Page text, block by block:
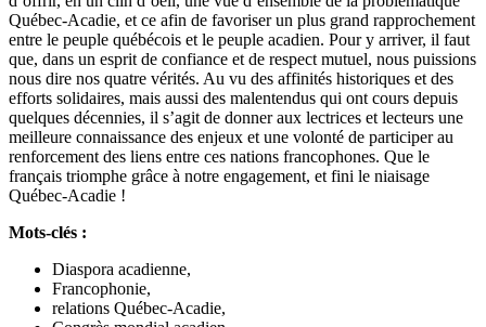
Québec-Acadie, et ce afin de favoriser un plus grand rapprochement
entre le peuple québécois et le peuple acadien. Pour y arriver, il faut
que, dans un esprit de confiance et de respect mutuel, nous puissions
nous dire nos quatre vérités. Au vu des affinités historiques et des
efforts solidaires, mais aussi des malentendus qui ont cours depuis
quelques décennies, il s’agit de donner aux lectrices et lecteurs une
meilleure connaissance des enjeux et une volonté de participer au
renforcement des liens entre ces nations francophones. Que le
français triomphe grâce à notre engagement, et fini le niaisage
Québec-Acadie !
Mots-clés :
Diaspora acadienne,
Francophonie,
relations Québec-Acadie,